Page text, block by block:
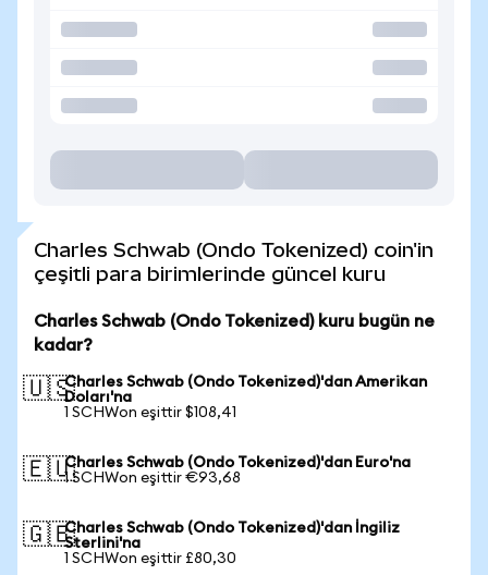
Charles Schwab (Ondo Tokenized) coin'in
çeşitli para birimlerinde güncel kuru
Charles Schwab (Ondo Tokenized) kuru bugün ne
kadar?
🇺🇸Charles Schwab (Ondo Tokenized)'dan Amerikan
Doları'na
1 SCHWon eşittir $108,41
🇪🇺Charles Schwab (Ondo Tokenized)'dan Euro'na
1 SCHWon eşittir €93,68
🇬🇧Charles Schwab (Ondo Tokenized)'dan İngiliz
Sterlini'na
1 SCHWon eşittir £80,30